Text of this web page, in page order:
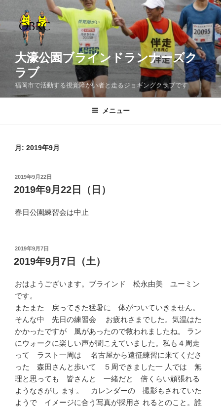
テ
ッ
大濠公園ブラインドランナーズク
ラブ
福岡市で活動する視覚障がい者と走るジョギングクラブです
メニュー
月: 2019年9月
投
稿
日:
2019年9月22日
2019年9月22日（日）
春日公園練習会は中止
投
稿
日:
2019年9月7日
2019年9月7日（土）
おはようございます。ブラインド 松永由美 ユーミン
です。
またまた 戻ってきた猛暑に 体がついていきません。
そんな中 先日の練習会 お疲れさまでした。気温はた
かかったですが 風があったので救われましたね。 ラン
にウォークに楽しい声が聞こえていました。私も４周走
って ラスト一周は 名古屋から遠征練習に来てくださ
った 森田さんと歩いて ５周できました一 人では 無
理と思っても 皆さんと 一緒だと 倍くらい頑張れる
ようなきがし ます。 カレンダーの 撮影もされていた
ようで イメージに合う写真が採用さ れるとのこと。誰